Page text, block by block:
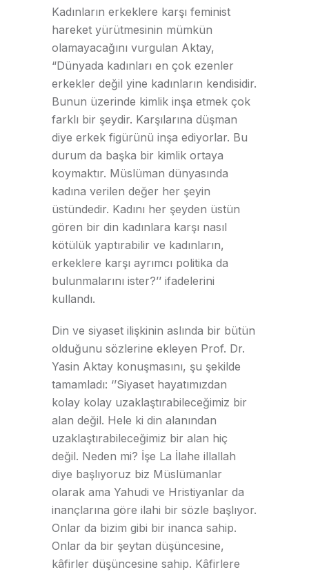
Kadınların erkeklere karşı feminist
hareket yürütmesinin mümkün
olamayacağını vurgulan Aktay,
“Dünyada kadınları en çok ezenler
erkekler değil yine kadınların kendisidir.
Bunun üzerinde kimlik inşa etmek çok
farklı bir şeydir. Karşılarına düşman
diye erkek figürünü inşa ediyorlar. Bu
durum da başka bir kimlik ortaya
koymaktır. Müslüman dünyasında
kadına verilen değer her şeyin
üstündedir. Kadını her şeyden üstün
gören bir din kadınlara karşı nasıl
kötülük yaptırabilir ve kadınların,
erkeklere karşı ayrımcı politika da
bulunmalarını ister?’’ ifadelerini
kullandı.
Din ve siyaset ilişkinin aslında bir bütün
olduğunu sözlerine ekleyen Prof. Dr.
Yasin Aktay konuşmasını, şu şekilde
tamamladı: ‘’Siyaset hayatımızdan
kolay kolay uzaklaştırabileceğimiz bir
alan değil. Hele ki din alanından
uzaklaştırabileceğimiz bir alan hiç
değil. Neden mi? İşe La İlahe illallah
diye başlıyoruz biz Müslümanlar
olarak ama Yahudi ve Hristiyanlar da
inançlarına göre ilahi bir sözle başlıyor.
Onlar da bizim gibi bir inanca sahip.
Onlar da bir şeytan düşüncesine,
kâfirler düşüncesine sahip. Kâfirlere